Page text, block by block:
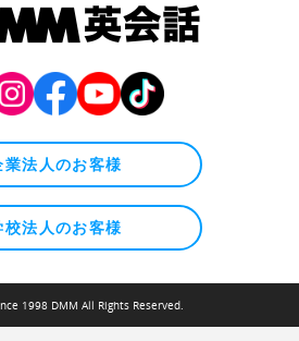
業法人のお客様
校法人のお客様
1998 DMM All Rights Reserved.